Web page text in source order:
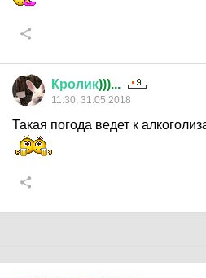
Кролик)))...
11:30, 31.05.2018
Такая погода ведет к